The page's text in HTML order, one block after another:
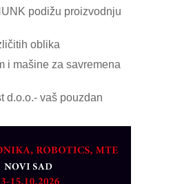
podižu proizvodnju
oblika
i mašine za savremena
d.o.o.- vaš pouzdan
pravca MINI-